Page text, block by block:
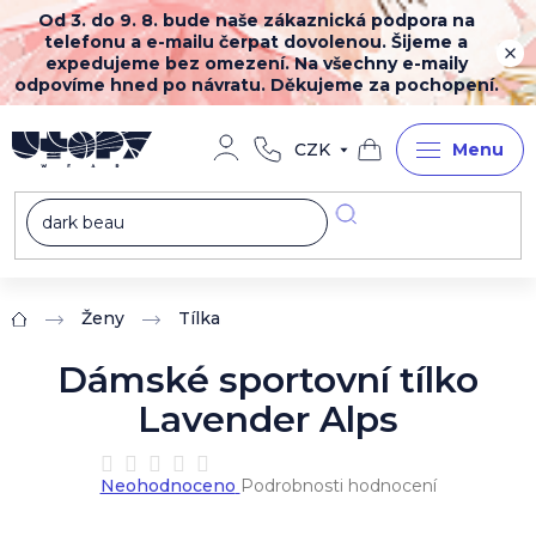
Přejít
na
obsah
Od 3. do 9. 8. bude naše zákaznická podpora na
telefonu a e-mailu čerpat dovolenou. Šijeme a
expedujeme bez omezení. Na všechny e-maily
odpovíme hned po návratu. Děkujeme za pochopení.
CZK
Nákupní
košík
Domů Ženy Tílka
Dámské sportovní tílko
Lavender Alps
Průměrné
hodnocení
Neohodnoceno Podrobnosti hodnocení